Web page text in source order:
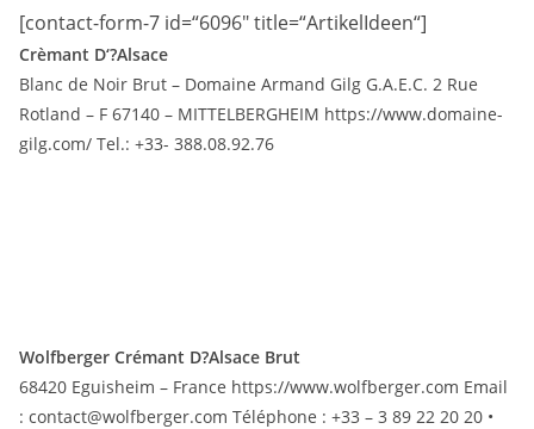
[contact-form-7 id=“6096″ title=“ArtikelIdeen“]
Crèmant D‘?Alsace
Blanc de Noir Brut – Domaine Armand Gilg G.A.E.C. 2 Rue
Rotland – F 67140 – MITTELBERGHEIM https://www.domaine-
gilg.com/ Tel.: +33- 388.08.92.76
Wolfberger Crémant D?Alsace Brut
68420 Eguisheim – France https://www.wolfberger.com Email
: contact@wolfberger.com Téléphone : +33 – 3 89 22 20 20 •